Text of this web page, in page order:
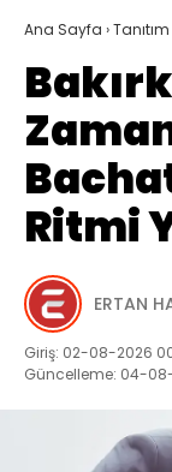
Ana Sayfa ›Tanıtım
Ritmi
ERTAN
Giriş: 02-08-2026
Güncelleme: 04-08-